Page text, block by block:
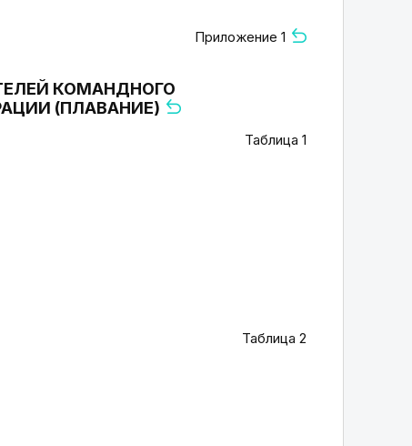
Приложение 1
КОМАНДНОГО
(ПЛАВАНИЕ)
Таблица 1
Таблица 2